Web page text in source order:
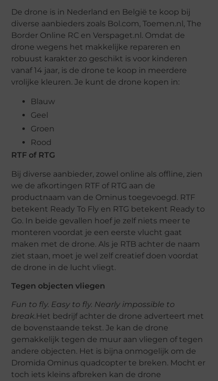
De drone is in Nederland en België te koop bij
diverse aanbieders zoals Bol.com, Toemen.nl, The
Border Online RC en Verspaget.nl. Omdat de
drone wegens het makkelijke repareren en
robuust karakter zo geschikt is voor kinderen
vanaf 14 jaar, is de drone te koop in meerdere
vrolijke kleuren. Je kunt de drone kopen in:
Blauw
Geel
Groen
Rood
RTF of RTG
Bij diverse aanbieder, zowel online als offline, zien
we de afkortingen RTF of RTG aan de
productnaam van de Ominus toegevoegd. RTF
betekent Ready To Fly en RTG betekent Ready to
Go. In beide gevallen hoef je zelf niets meer te
monteren voordat je een eerste vlucht gaat
maken met de drone. Als je RTB achter de naam
ziet staan, moet je wel zelf creatief doen voordat
de drone in de lucht vliegt.
Tegen objecten vliegen
Fun to fly. Easy to fly. Nearly impossible to
break.Het bedrijf achter de drone adverteert met
de bovenstaande tekst. Je kan de drone
gemakkelijk tegen de muur aan vliegen of tegen
andere objecten. Het is bijna onmogelijk om de
Dromida Ominus quadcopter te breken. Mocht er
toch iets kleins afbreken kan de drone